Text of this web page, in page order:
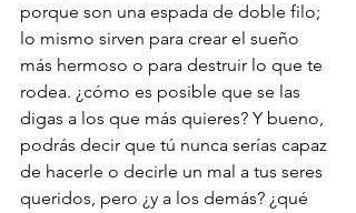
porque son una espada de doble filo;
lo mismo sirven para crear el sueño
más hermoso o para destruir lo que te
rodea. ¿cómo es posible que se las
digas a los que más quieres? Y bueno,
podrás decir que tú nunca serías capaz
de hacerle o decirle un mal a tus seres
queridos, pero ¿y a los demás? ¿qué